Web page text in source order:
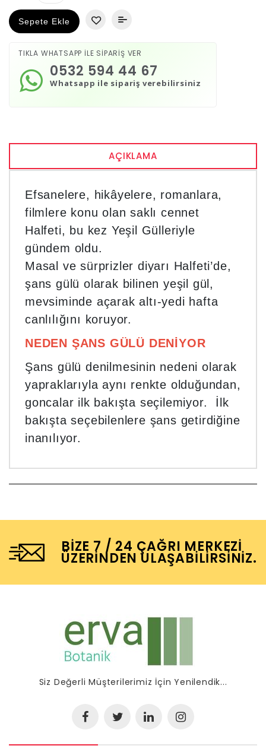
Sepete Ekle
TIKLA WHATSAPP İLE SİPARİŞ VER
Whatsapp ile sipariş verebilirsiniz
0532 594 44 67
AÇIKLAMA
Efsanelere, hikâyelere, romanlara,
filmlere konu olan saklı cennet
Halfeti, bu kez Yeşil Gülleriyle
gündem oldu.
Masal ve sürprizler diyarı Halfeti’de,
şans gülü olarak bilinen yeşil gül,
mevsiminde açarak altı‐yedi hafta
canlılığını koruyor.
NEDEN ŞANS GÜLÜ DENİYOR
Şans gülü denilmesinin nedeni olarak
yapraklarıyla aynı renkte olduğundan,
goncalar ilk bakışta seçilemiyor. İlk
bakışta seçebilenlere şans getirdiğine
inanılıyor.
BIZE 7 / 24 ÇAĞRI MERKEZI
ÜZERINDEN ULAŞABILIRSINIZ.
Siz Değerli Müşterilerimiz İçin Yenilendik...